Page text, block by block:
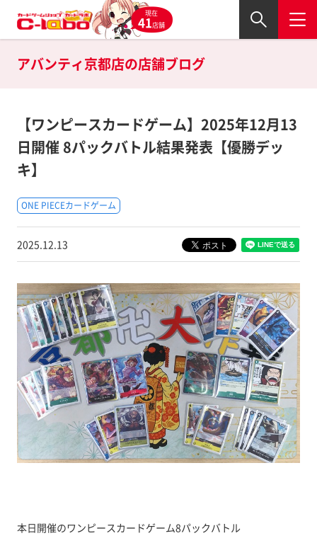
現在
41店舗
アバンティ京都店の店舗ブログ
【ワンピースカードゲーム】2025年12月13
日開催 8パックバトル結果発表【優勝デッ
キ】
ONE PIECEカードゲーム
2025.12.13
本日開催のワンピースカードゲーム8パックバトル